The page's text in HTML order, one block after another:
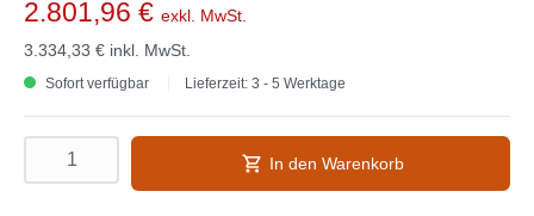
2.801,96 € exkl. MwSt.
3.334,33 € inkl. MwSt.
Sofort verfügbar Lieferzeit: 3 - 5 Werktage
In den Warenkorb